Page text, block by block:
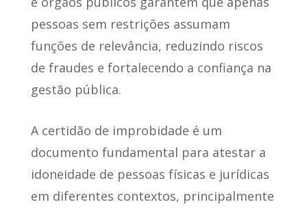
pessoas sem restrições assumam
funções de relevância, reduzindo riscos
de fraudes e fortalecendo a confiança na
gestão pública.
A certidão de improbidade é um
documento fundamental para atestar a
idoneidade de pessoas físicas e jurídicas
em diferentes contextos, principalmente